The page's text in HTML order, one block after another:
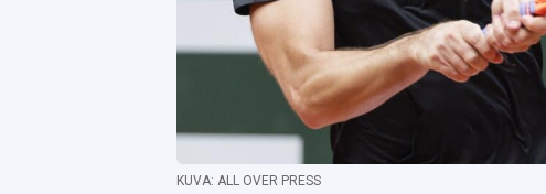
KUVA: ALL OVER PRESS